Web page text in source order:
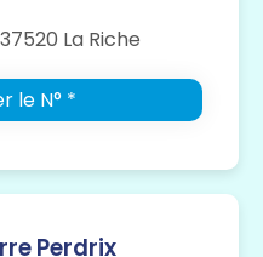
La Riche
le N° *
Perdrix